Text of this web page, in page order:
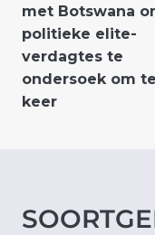
met Botswana
politieke elite-
verdagtes te
ondersoek om te
keer